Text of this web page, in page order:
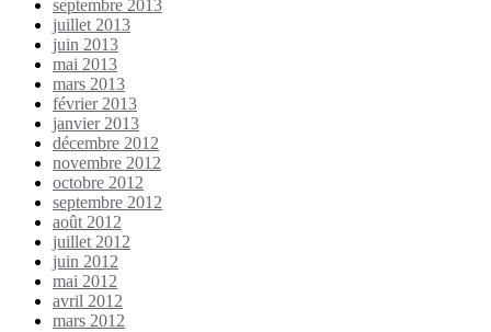
septembre 2013
juillet 2013
juin 2013
mai 2013
mars 2013
février 2013
janvier 2013
décembre 2012
novembre 2012
octobre 2012
septembre 2012
août 2012
juillet 2012
juin 2012
mai 2012
avril 2012
mars 2012